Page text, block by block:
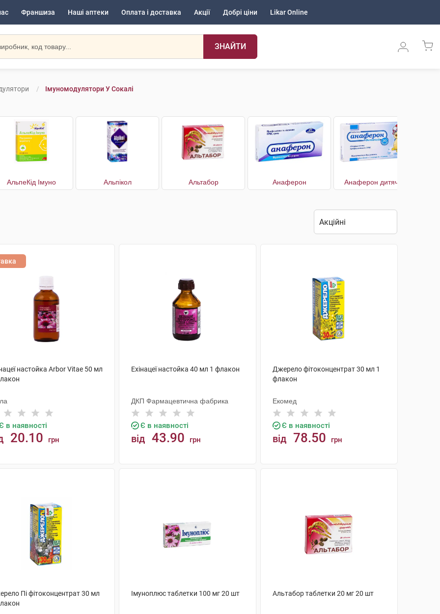
Франшиза Наші аптеки Оплата і доставка Акції Добрі ціни Likar Online
ЗНАЙТИ
Імуномодулятори У Сокалі
АльпеКід Імуно Альпікол Альтабор Анаферон Анаферон дитячий
настойка Arbor Vitae 50 мл
в наявності
20.10 грн
Ехінацеї настойка 40 мл 1 флакон
ДКП Фармацевтична фабрика
Є в наявності
від 43.90 грн
Джерело фітоконцентрат 30 мл 1
флакон
Екомед
Є в наявності
від 78.50 грн
Пі фітоконцентрат 30 мл
Імуноплюс таблетки 100 мг 20 шт Альтабор таблетки 20 мг 20 шт